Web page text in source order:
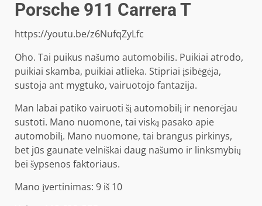
Porsche 911 Carrera T
https://youtu.be/z6NufqZyLfc
Oho. Tai puikus našumo automobilis. Puikiai atrodo,
puikiai skamba, puikiai atlieka. Stipriai įsibėgėja,
sustoja ant mygtuko, vairuotojo fantazija.
Man labai patiko vairuoti šį automobilį ir nenorėjau
sustoti. Mano nuomone, tai viską pasako apie
automobilį. Mano nuomone, tai brangus pirkinys,
bet jūs gaunate velniškai daug našumo ir linksmybių
bei šypsenos faktoriaus.
Mano įvertinimas: 9 iš 10